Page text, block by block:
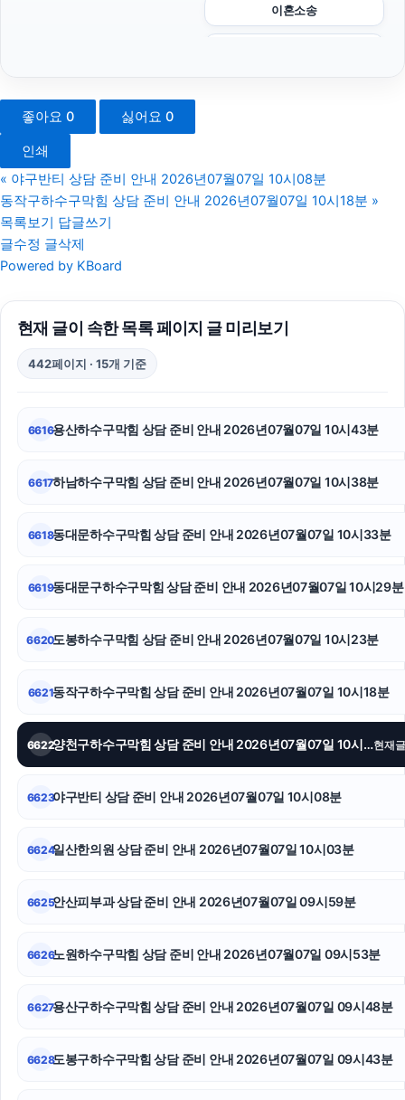
이혼소송
도봉하수구막힘
폰테크
김포공항주차대행
의정부형사전문변호사
의정부이혼변호사
인스타그램 팔로워 구매
강아지파양
인스타 팔로워
인스타 좋아요 늘리기
구리하수구막힘
상간남소송
좋아요 0 싫어요 0
인쇄
« 야구반티 상담 준비 안내 2026년07월07일 10시08분
동작구하수구막힘 상담 준비 안내 2026년07월07일 10시18분 »
목록보기
답글쓰기
글수정 글삭제
Powered by KBoard
현재 글이 속한 목록 페이지 글 미리보기
442페이지 · 15개 기준
6616용산하수구막힘 상담 준비 안내 2026년07월07일 10시43분
6617하남하수구막힘 상담 준비 안내 2026년07월07일 10시38분
6618동대문하수구막힘 상담 준비 안내 2026년07월07일 10시33분
6619동대문구하수구막힘 상담 준비 안내 2026년07월07일 10시29분
6620도봉하수구막힘 상담 준비 안내 2026년07월07일 10시23분
6621동작구하수구막힘 상담 준비 안내 2026년07월07일 10시18분
6622 양천구하수구막힘 상담 준비 안내 2026년07월07일 10시13분현재글
6623야구반티 상담 준비 안내 2026년07월07일 10시08분
6624일산한의원 상담 준비 안내 2026년07월07일 10시03분
6625안산피부과 상담 준비 안내 2026년07월07일 09시59분
6626노원하수구막힘 상담 준비 안내 2026년07월07일 09시53분
6627용산구하수구막힘 상담 준비 안내 2026년07월07일 09시48분
6628도봉구하수구막힘 상담 준비 안내 2026년07월07일 09시43분